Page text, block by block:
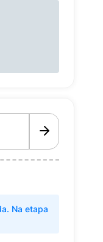
Na etapa